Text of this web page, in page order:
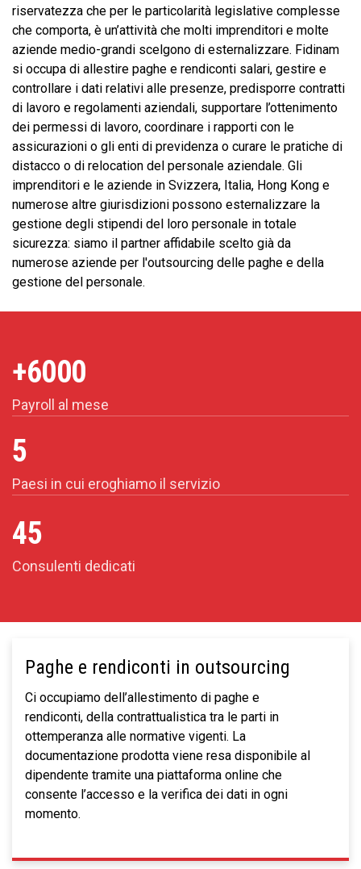
riservatezza che per le particolarità legislative complesse
che comporta, è un’attività che molti imprenditori e molte
aziende medio-grandi scelgono di esternalizzare. Fidinam
si occupa di allestire paghe e rendiconti salari, gestire e
controllare i dati relativi alle presenze, predisporre contratti
di lavoro e regolamenti aziendali, supportare l’ottenimento
dei permessi di lavoro, coordinare i rapporti con le
assicurazioni o gli enti di previdenza o curare le pratiche di
distacco o di relocation del personale aziendale. Gli
imprenditori e le aziende in Svizzera, Italia, Hong Kong e
numerose altre giurisdizioni possono esternalizzare la
gestione degli stipendi del loro personale in totale
sicurezza: siamo il partner affidabile scelto già da
numerose aziende per l'outsourcing delle paghe e della
gestione del personale.
+6000
Payroll al mese
5
Paesi in cui eroghiamo il servizio
45
Consulenti dedicati
Paghe e rendiconti in outsourcing
Ci occupiamo dell’allestimento di paghe e
rendiconti, della contrattualistica tra le parti in
ottemperanza alle normative vigenti. La
documentazione prodotta viene resa disponibile al
dipendente tramite una piattaforma online che
consente l’accesso e la verifica dei dati in ogni
momento.